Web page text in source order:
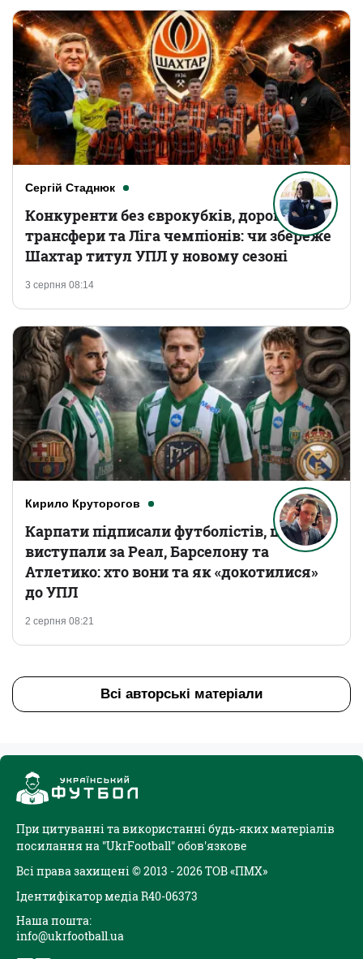
Сергій Стаднюк
3 серпня 08:14
Конкуренти без єврокубків, дорогі
трансфери та Ліга чемпіонів: чи збереже
Шахтар титул УПЛ у новому сезоні
Кирило Круторогов
2 серпня 08:21
Карпати підписали футболістів, що
виступали за Реал, Барселону та
Атлетико: хто вони та як «докотилися»
до УПЛ
Всі авторські матеріали
При цитуванні та використанні будь-яких матеріалів
посилання на "UkrFootball" обов'язкове
Всі права захищені © 2013 - 2026 ТОВ «ПМХ»
Ідентифікатор медіа R40-06373
Наша пошта:
info@ukrfootball.ua